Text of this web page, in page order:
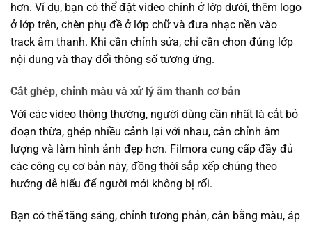
hơn. Ví dụ, bạn có thể đặt video chính ở lớp dưới, thêm logo
ở lớp trên, chèn phụ đề ở lớp chữ và đưa nhạc nền vào
track âm thanh. Khi cần chỉnh sửa, chỉ cần chọn đúng lớp
nội dung và thay đổi thông số tương ứng.
Cắt ghép, chỉnh màu và xử lý âm thanh cơ bản
Với các video thông thường, người dùng cần nhất là cắt bỏ
đoạn thừa, ghép nhiều cảnh lại với nhau, cân chỉnh âm
lượng và làm hình ảnh đẹp hơn. Filmora cung cấp đầy đủ
các công cụ cơ bản này, đồng thời sắp xếp chúng theo
hướng dễ hiểu để người mới không bị rối.
Bạn có thể tăng sáng, chỉnh tương phản, cân bằng màu, áp